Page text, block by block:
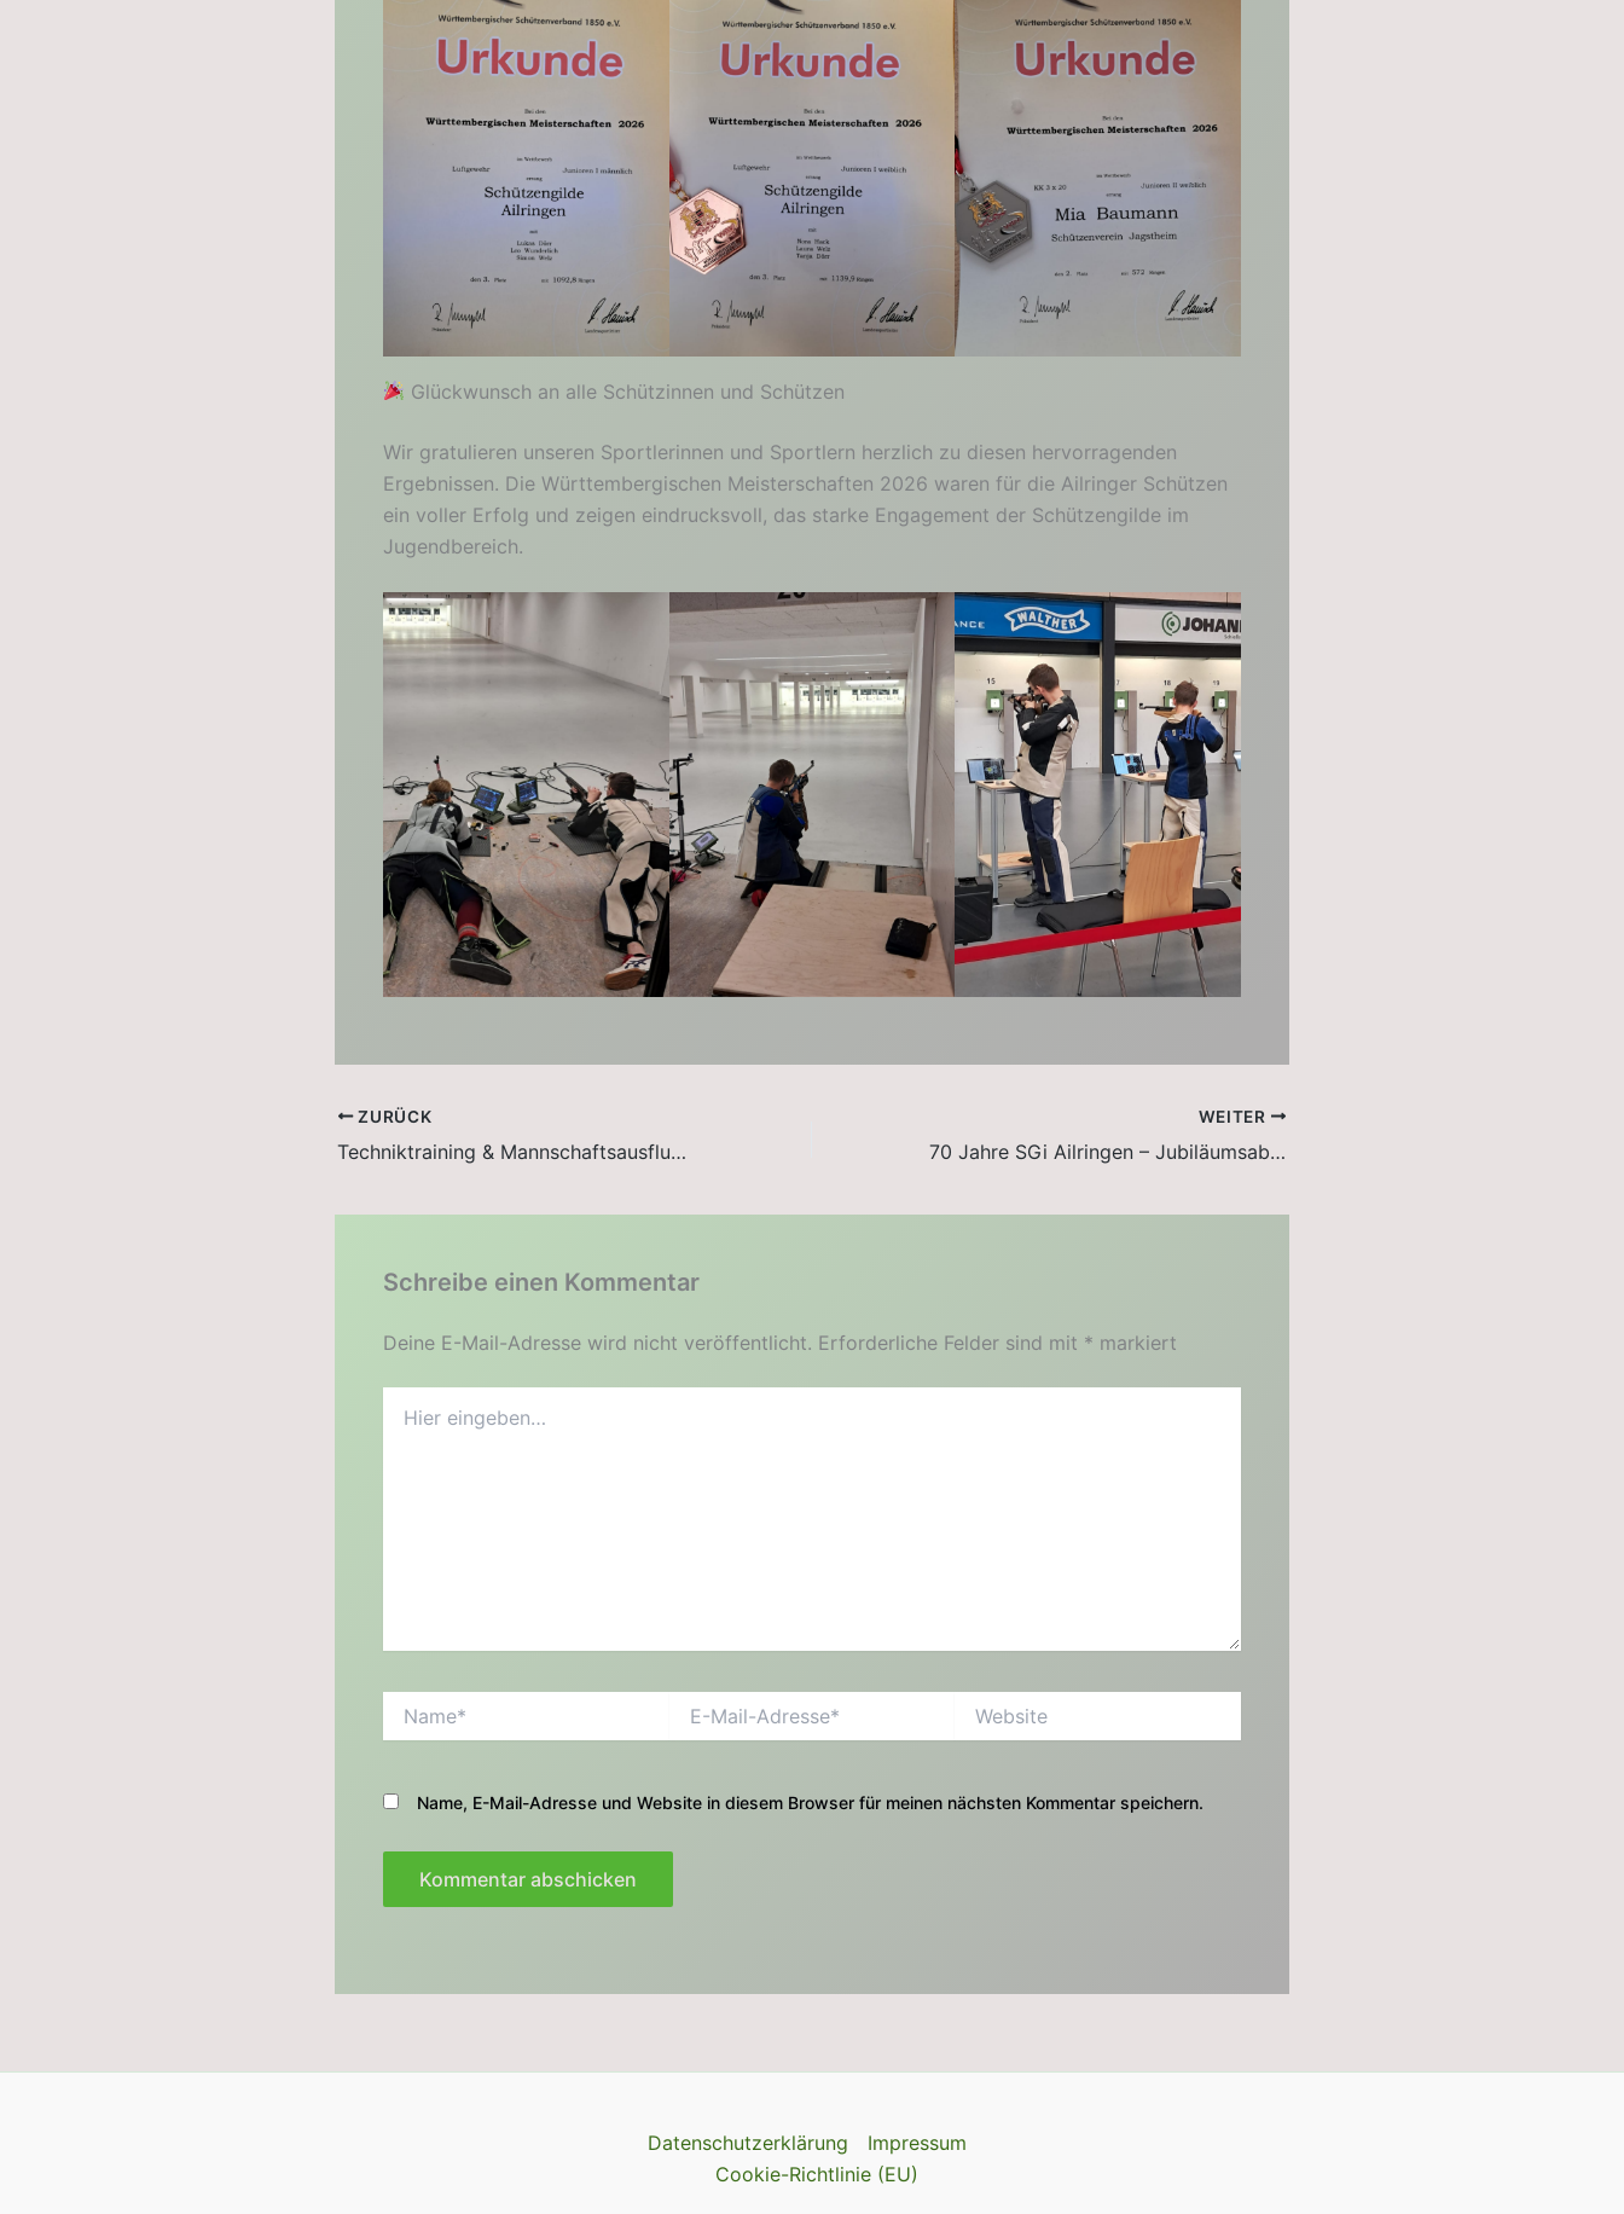
Glückwunsch an alle Schützinnen und Schützen
Wir gratulieren unseren Sportlerinnen und Sportlern herzlich zu diesen hervorragenden
Ergebnissen. Die Württembergischen Meisterschaften 2026 waren für die Ailringer Schützen
ein voller Erfolg und zeigen eindrucksvoll, das starke Engagement der Schützengilde im
Jugendbereich.
ZURÜCK
Techniktraining & Mannschaftsausflug der 1. LP Mannschaft
WEITER
70 Jahre SGi Ailringen – Jubiläumsabend mit Bierprobe
Schreibe einen Kommentar
Deine E-Mail-Adresse wird nicht veröffentlicht. Erforderliche Felder sind mit * markiert
eingeben…
Mail-
Name, E-Mail-Adresse und Website in diesem Browser für meinen nächsten Kommentar speichern.
Datenschutzerklärung
Impressum
Cookie-Richtlinie (EU)